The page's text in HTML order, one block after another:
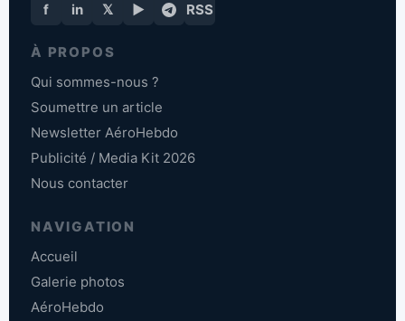
f in 𝕏 ▶ RSS
À PROPOS
Qui sommes-nous ?
Soumettre un article
Newsletter AéroHebdo
Publicité / Media Kit 2026
Nous contacter
NAVIGATION
Accueil
Galerie photos
AéroHebdo